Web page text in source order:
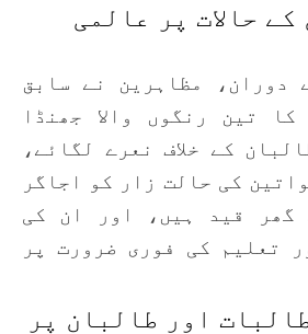
حالات پر عالمی
دوران، مظاہرین نے سابق
کا تین رنگوں والا جھنڈا
کے خلاف نعرے لگائے،
کی حالت زار کو اجاگر
گھر قید ہیں، اور ان کی
تعلیم کی فوری ضرورت پر
اور طالبان پر